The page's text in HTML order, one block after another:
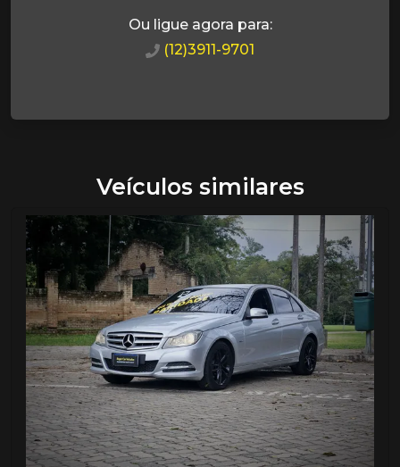
Ou ligue agora para:
(12)3911-9701
Veículos similares